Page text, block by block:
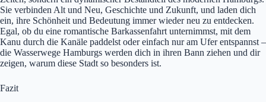
Sie verbinden Alt und Neu, Geschichte und Zukunft, und laden dich
ein, ihre Schönheit und Bedeutung immer wieder neu zu entdecken.
Egal, ob du eine romantische Barkassenfahrt unternimmst, mit dem
Kanu durch die Kanäle paddelst oder einfach nur am Ufer entspannst –
die Wasserwege Hamburgs werden dich in ihren Bann ziehen und dir
zeigen, warum diese Stadt so besonders ist.
Fazit